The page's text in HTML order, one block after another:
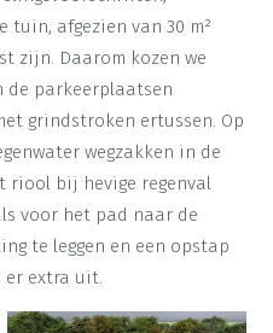
afgezien van 30 m²
zijn. Daarom kozen we
parkeerplaatsen
grindstroken ertussen. Op
wegzakken in de
riool bij hevige regenval
voor het pad naar de
te leggen en een opstap
er extra uit.